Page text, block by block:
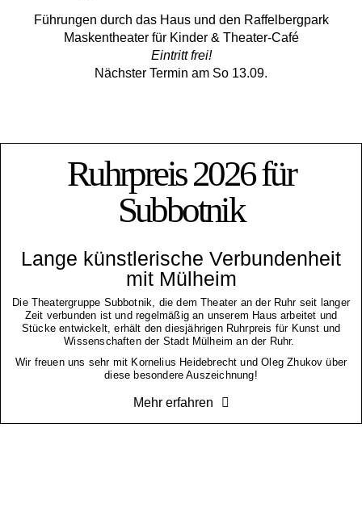
Führungen durch das Haus und den Raffelbergpark
Maskentheater für Kinder & Theater-Café
Eintritt frei!
Nächster Termin am So 13.09.
Ruhrpreis 2026 für
Subbotnik
Lange künstlerische Verbundenheit
mit Mülheim
Die Theatergruppe Subbotnik, die dem Theater an der Ruhr seit langer
Zeit verbunden ist und regelmäßig an unserem Haus arbeitet und
Stücke entwickelt, erhält den diesjährigen Ruhrpreis für Kunst und
Wissenschaften der Stadt Mülheim an der Ruhr.
Wir freuen uns sehr mit Kornelius Heidebrecht und Oleg Zhukov über
diese besondere Auszeichnung!
Mehr erfahren